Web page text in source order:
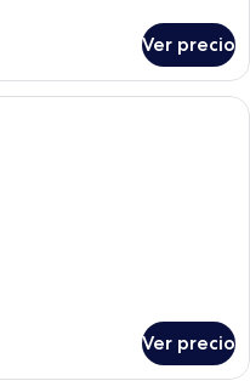
Ver precio
cama bien hecha con dos
Ver precio